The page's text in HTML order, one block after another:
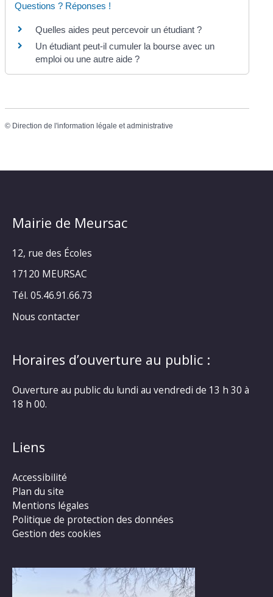
Questions ? Réponses !
Quelles aides peut percevoir un étudiant ?
Un étudiant peut-il cumuler la bourse avec un
emploi ou une autre aide ?
© Direction de l'information légale et administrative
Mairie de Meursac
12, rue des Écoles
17120 MEURSAC
Tél. 05.46.91.66.73
Nous contacter
Horaires d’ouverture au public :
Ouverture au public du lundi au vendredi de 13 h 30 à
18 h 00.
Liens
Accessibilité
Plan du site
Mentions légales
Politique de protection des données
Gestion des cookies